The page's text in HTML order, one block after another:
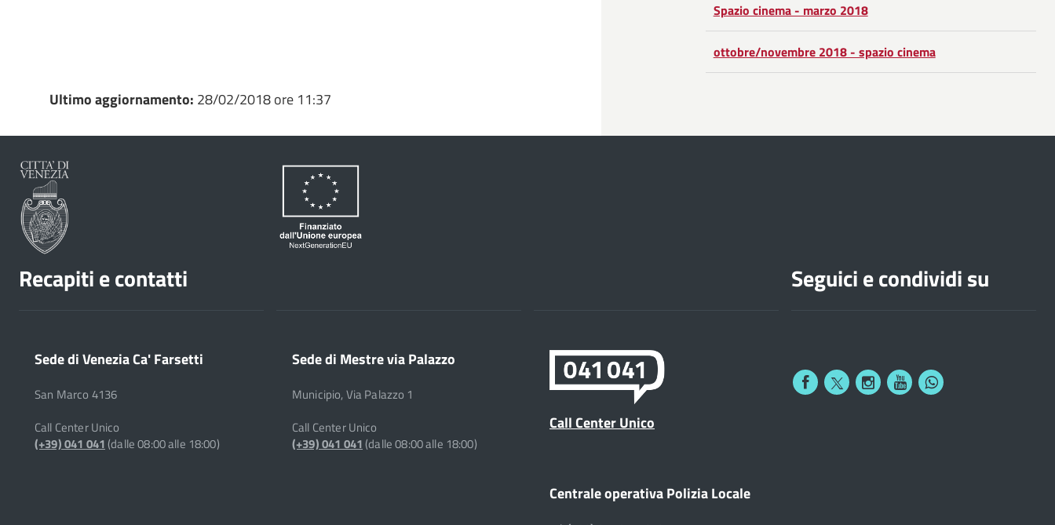
Spazio cinema - marzo 2018
ottobre/novembre 2018 - spazio cinema
Ultimo aggiornamento: 28/02/2018 ore 11:37
Recapiti e contatti
Sede di Venezia Ca' Farsetti
San Marco 4136
Call Center Unico
(+39) 041 041(dalle 08:00 alle 18:00)
Sede di Mestre via Palazzo
Municipio, Via Palazzo 1
Call Center Unico
(+39) 041 041(dalle 08:00 alle 18:00)
Call Center Unico
Centrale operativa Polizia Locale
Seguici e condividi su